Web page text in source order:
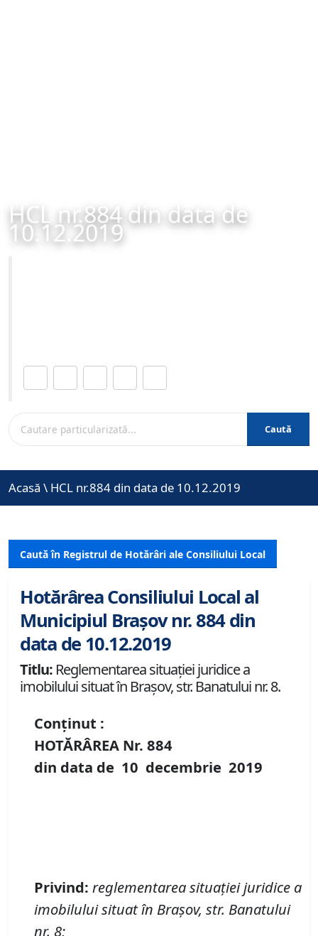
HCL nr.884 din data de
10.12.2019
Caută
Acasă \ HCL nr.884 din data de 10.12.2019
Caută în Registrul de Hotărâri ale Consiliului Local
Hotărârea Consiliului Local al
Municipiul Brașov nr. 884 din
data de 10.12.2019
Titlu: Reglementarea situației juridice a
imobilului situat în Brașov, str. Banatului nr. 8.
Conținut :
HOTĂRÂREA Nr. 884
din data de 10 decembrie 2019
Privind: reglementarea situației juridice a
imobilului situat în Brașov, str. Banatului
nr. 8;